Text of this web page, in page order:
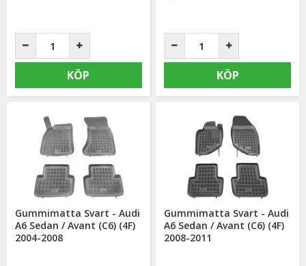
KÖP KÖP
Gummimatta Svart - Audi
A6 Sedan / Avant (C6) (4F)
2004-2008
Gummimatta Svart - Audi
A6 Sedan / Avant (C6) (4F)
2008-2011